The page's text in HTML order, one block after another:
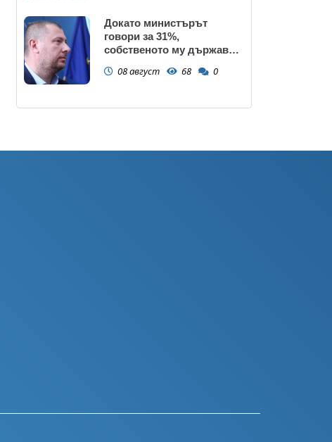
Докато министърът
говори за 31%,
собственото му държавно
крадецът вика дръжте
08 август 68 0